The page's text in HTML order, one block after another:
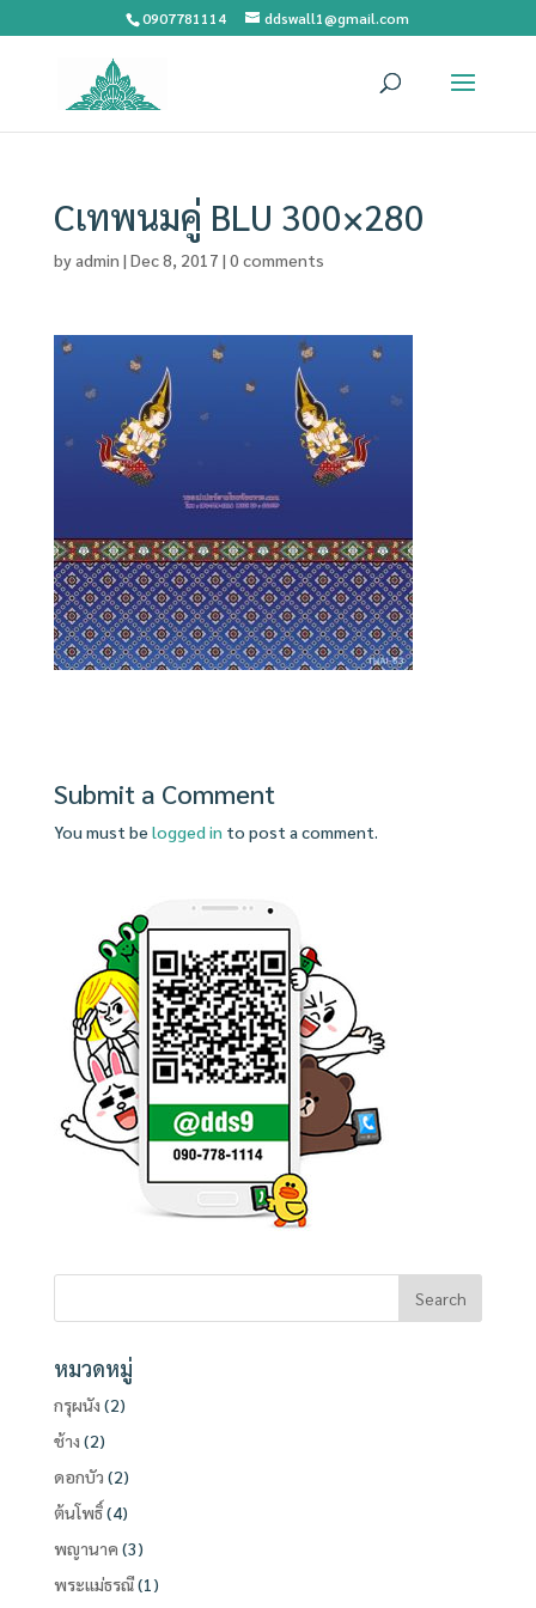
0907781114 ddswall1@gmail.com
Cเทพนมคู่ BLU 300×280
byadmin | Dec 8, 2017 | 0 comments
Submit a Comment
You must be logged in to post a comment.
หมวดหมู่
กรุผนัง (2)
ช้าง (2)
ดอกบัว (2)
ต้นโพธิ์(4)
พญานาค (3)
พระแม่ธรณี(1)